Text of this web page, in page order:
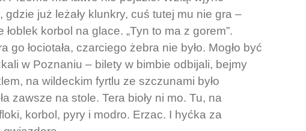
gdzie już leżały klunkry, cuś tutej mu nie gra –
korbol na glace. „Tyn to ma z gorem”.
go łociotała, czarciego żebra nie było. Mogło być
w Poznaniu – bilety w bimbie odbijali, bejmy
na wildeckim fyrtlu ze szczunami było
zawsze na stole. Tera bioły ni mo. Tu, na
korbol, pyry i modro. Erzac. I hyćka za